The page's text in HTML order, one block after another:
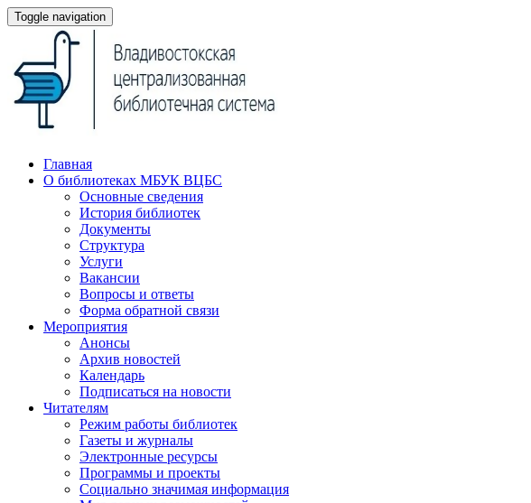
Toggle navigation
Главная
О библиотеках МБУК ВЦБС
Основные сведения
История библиотек
Документы
Структура
Услуги
Вакансии
Вопросы и ответы
Форма обратной связи
Мероприятия
Анонсы
Архив новостей
Календарь
Подписаться на новости
Читателям
Режим работы библиотек
Газеты и журналы
Электронные ресурсы
Программы и проекты
Социально значимая информация